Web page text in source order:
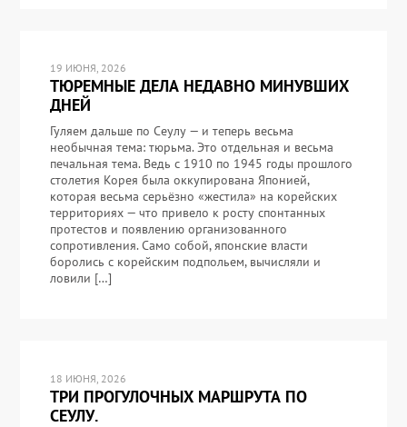
19 ИЮНЯ, 2026
ТЮРЕМНЫЕ ДЕЛА НЕДАВНО МИНУВШИХ
ДНЕЙ
Гуляем дальше по Сеулу — и теперь весьма
необычная тема: тюрьма. Это отдельная и весьма
печальная тема. Ведь с 1910 по 1945 годы прошлого
столетия Корея была оккупирована Японией,
которая весьма серьёзно «жестила» на корейских
территориях — что привело к росту спонтанных
протестов и появлению организованного
сопротивления. Само собой, японские власти
боролись с корейским подпольем, вычисляли и
ловили […]
18 ИЮНЯ, 2026
ТРИ ПРОГУЛОЧНЫХ МАРШРУТА ПО
СЕУЛУ.